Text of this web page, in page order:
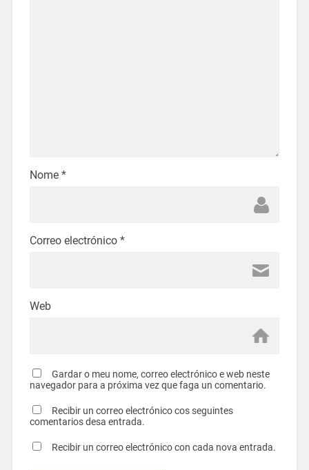
Nome *
Correo electrónico *
Web
Gardar o meu nome, correo electrónico e web neste
navegador para a próxima vez que faga un comentario.
Recibir un correo electrónico cos seguintes
comentarios desa entrada.
Recibir un correo electrónico con cada nova entrada.